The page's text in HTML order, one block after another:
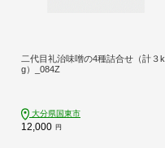
二代目礼治味噌の4種詰合せ（計３k
g）_084Z
大分県国東市
12,000 円